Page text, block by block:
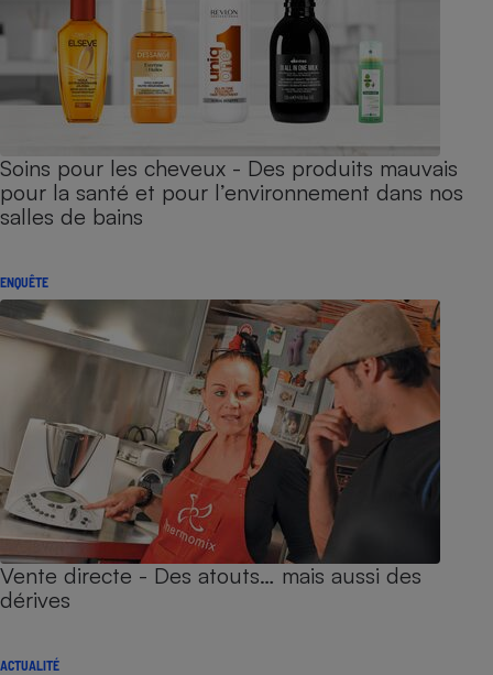
Soins pour les cheveux - Des produits mauvais
pour la santé et pour l’environnement dans nos
salles de bains
ENQUÊTE
Vente directe - Des atouts… mais aussi des
dérives
ACTUALITÉ